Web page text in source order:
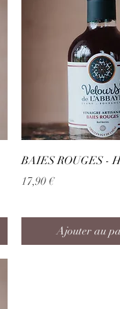
Aperçu
BAIES ROUGES -
Prix
17,90 €
Ajouter au